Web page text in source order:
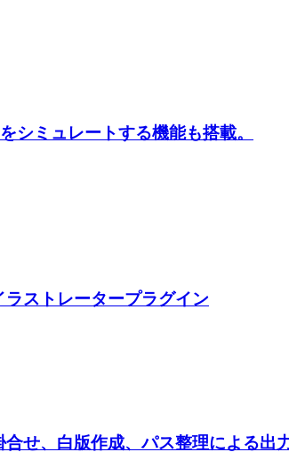
シミュレートする機能も搭載。
ストレータープラグイン
せ、白版作成、パス整理による出